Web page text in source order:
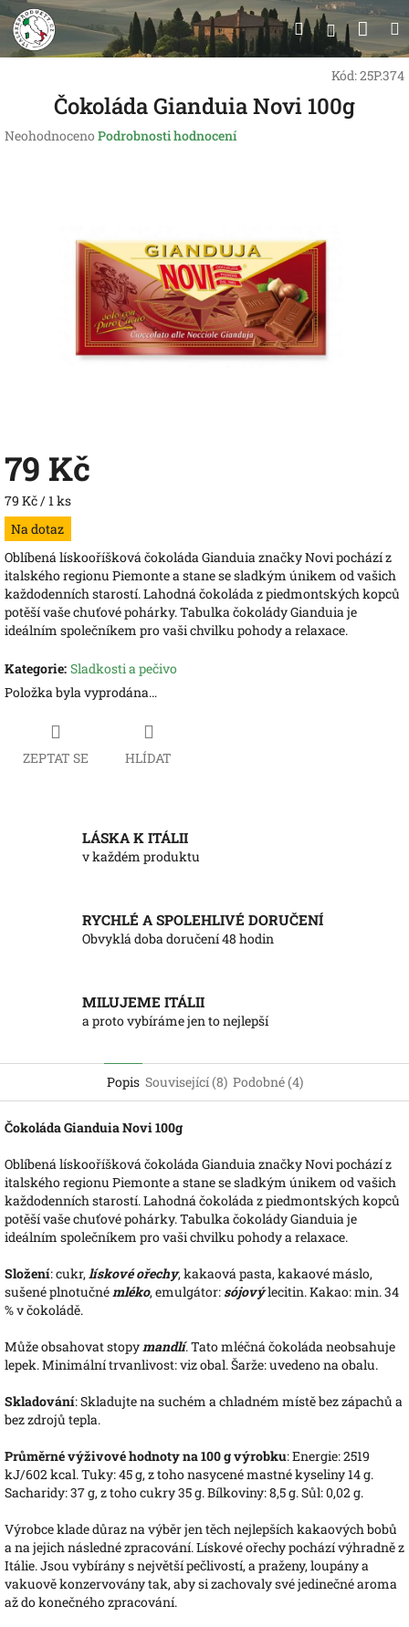
Přejít
na
obsah
Hledat
Kód:25P.374
Čokoláda Gianduia Novi 100g
Průměrné
Neohodnoceno Podrobnosti hodnocení
79 Kč
Měrná
cena:
79 Kč / 1 ks
Na dotaz
Oblíbená lískooříšková čokoláda Gianduia značky Novi pochází z
italského regionu Piemonte a stane se sladkým únikem od vašich
každodenních starostí. Lahodná čokoláda z piedmontských kopců
potěší vaše chuťové pohárky. Tabulka čokolády Gianduia je
ideálním společníkem pro vaši chvilku pohody a relaxace.
Kategorie: Sladkosti a pečivo
Položka byla vyprodána…
ZEPTAT SE HLÍDAT
LÁSKA K ITÁLII
v každém produktu
RYCHLÉ A SPOLEHLIVÉ DORUČENÍ
Obvyklá doba doručení 48 hodin
MILUJEME ITÁLII
a proto vybíráme jen to nejlepší
Popis Související (8) Podobné (4)
Čokoláda Gianduia Novi 100g
Oblíbená lískooříšková čokoláda Gianduia značky Novi pochází z
italského regionu Piemonte a stane se sladkým únikem od vašich
každodenních starostí. Lahodná čokoláda z piedmontských kopců
potěší vaše chuťové pohárky. Tabulka čokolády Gianduia je
ideálním společníkem pro vaši chvilku pohody a relaxace.
Složení: cukr,lískové ořechy, kakaová pasta, kakaové máslo,
sušené plnotučnémléko, emulgátor: sójovýlecitin. Kakao: min. 34
% v čokoládě.
Může obsahovat stopymandlí. Tato mléčná čokoláda neobsahuje
lepek. Minimální trvanlivost: viz obal. Šarže: uvedeno na obalu.
Skladování: Skladujte na suchém a chladném místě bez zápachů a
bez zdrojů tepla.
Průměrné výživové hodnoty na 100 g výrobku: Energie: 2519
kJ/602 kcal. Tuky: 45 g, z toho nasycené mastné kyseliny 14 g.
Sacharidy: 37 g, z toho cukry 35 g. Bílkoviny: 8,5 g. Sůl: 0,02 g.
Výrobce klade důraz na výběr jen těch nejlepších kakaových bobů
a na jejich následné zpracování. Lískové ořechy pochází výhradně z
Itálie. Jsou vybírány s největší pečlivostí, a praženy, loupány a
vakuově konzervovány tak, aby si zachovaly své jedinečné aroma
až do konečného zpracování.